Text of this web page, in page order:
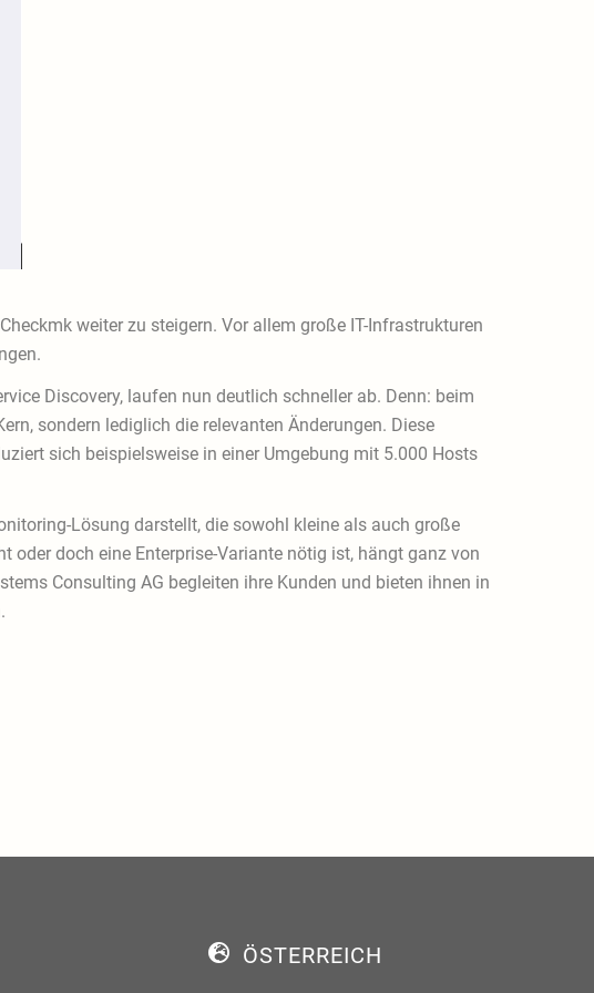
weiter zu steigern. Vor allem große IT-Infrastrukturen
Discovery, laufen nun deutlich schneller ab. Denn: beim
sondern lediglich die relevanten Änderungen. Diese
sich beispielsweise in einer Umgebung mit 5.000 Hosts
Lösung darstellt, die sowohl kleine als auch große
oder doch eine Enterprise-Variante nötig ist, hängt ganz von
Consulting AG begleiten ihre Kunden und bieten ihnen in
ÖSTERREICH